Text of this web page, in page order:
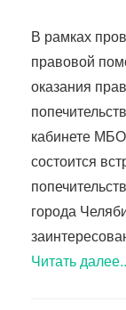
В рамках
правовой
оказания
кабинете
состоится
города
Читать